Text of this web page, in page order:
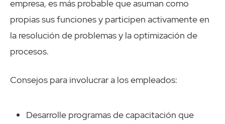
empresa, es más probable que asuman como
propias sus funciones y participen activamente en
la resolución de problemas y la optimización de
procesos.
Consejos para involucrar a los empleados:
Desarrolle programas de capacitación que